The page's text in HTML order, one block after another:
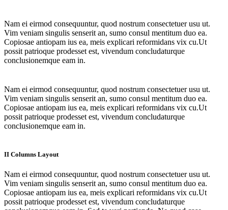
Nam ei eirmod consequuntur, quod nostrum consectetuer usu ut.
Vim veniam singulis senserit an, sumo consul mentitum duo ea.
Copiosae antiopam ius ea, meis explicari reformidans vix cu.Ut
possit patrioque prodesset est, vivendum concludaturque
conclusionemque eam in.
Nam ei eirmod consequuntur, quod nostrum consectetuer usu ut.
Vim veniam singulis senserit an, sumo consul mentitum duo ea.
Copiosae antiopam ius ea, meis explicari reformidans vix cu.Ut
possit patrioque prodesset est, vivendum concludaturque
conclusionemque eam in.
II Columns Layout
Nam ei eirmod consequuntur, quod nostrum consectetuer usu ut.
Vim veniam singulis senserit an, sumo consul mentitum duo ea.
Copiosae antiopam ius ea, meis explicari reformidans vix cu.Ut
possit patrioque prodesset est, vivendum concludaturque